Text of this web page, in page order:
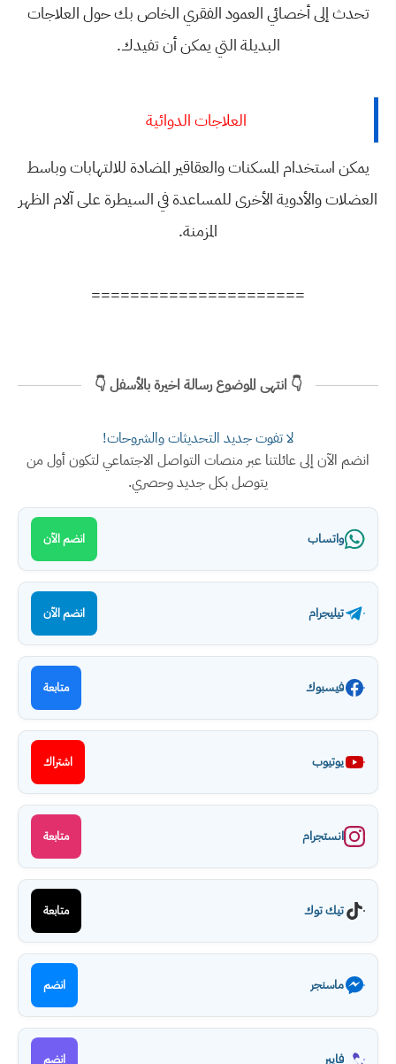
تحدث إلى أخصائي العمود الفقري الخاص بك حول العلاجات
البديلة التي يمكن أن تفيدك.
العلاجات الدوائية
يمكن استخدام المسكنات والعقاقير المضادة للالتهابات وباسط
العضلات والأدوية الأخرى للمساعدة في السيطرة على آلام الظهر
المزمنة.
======================
👇 انتهى الموضوع رسالة اخيرة بالأسفل 👇
لا تفوت جديد التحديثات والشروحات!
انضم الآن إلى عائلتنا عبر منصات التواصل الاجتماعي لتكون أول من
يتوصل بكل جديد وحصري.
واتساب انضم الآن
تيليجرام انضم الآن
فيسبوك متابعة
يوتيوب اشتراك
انستجرام متابعة
تيك توك متابعة
ماسنجر انضم
فايبر انضم